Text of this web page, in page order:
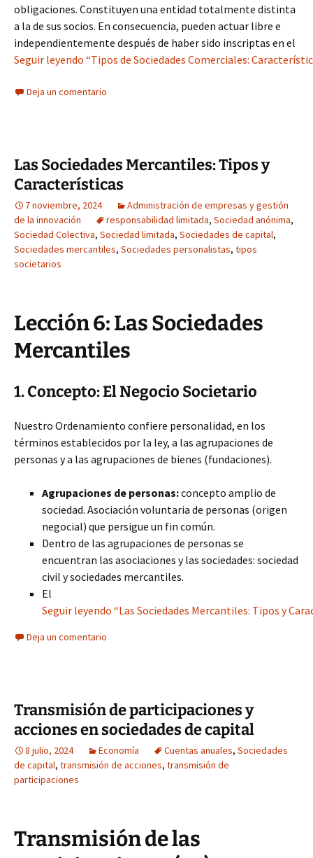
obligaciones. Constituyen una entidad totalmente distinta
a la de sus socios. En consecuencia, pueden actuar libre e
independientemente después de haber sido inscriptas en el
Seguir leyendo “Tipos de Sociedades Comerciales:
Deja un comentario
Las Sociedades Mercantiles: Tipos y
Características
7 noviembre, 2024
Administración de empresas y gestión
de la innovación
responsabilidad limitada, Sociedad anónima,
Sociedad Colectiva, Sociedad limitada, Sociedades de capital,
Sociedades mercantiles, Sociedades personalistas, tipos
societarios
Lección 6: Las Sociedades
Mercantiles
1. Concepto: El Negocio Societario
Nuestro Ordenamiento confiere personalidad, en los
términos establecidos por la ley, a las agrupaciones de
personas y a las agrupaciones de bienes (fundaciones).
Agrupaciones de personas:concepto amplio de
sociedad. Asociación voluntaria de personas (origen
negocial) que persigue un fin común.
Dentro de las agrupaciones de personas se
encuentran las asociaciones y las sociedades: sociedad
civil y sociedades mercantiles.
El
Seguir leyendo “Las Sociedades Mercantiles: Tipos y
Deja un comentario
Transmisión de participaciones y
acciones en sociedades de capital
8 julio, 2024 Economía Cuentas anuales, Sociedades
de capital, transmisión de acciones, transmisión de
participaciones
Transmisión de las